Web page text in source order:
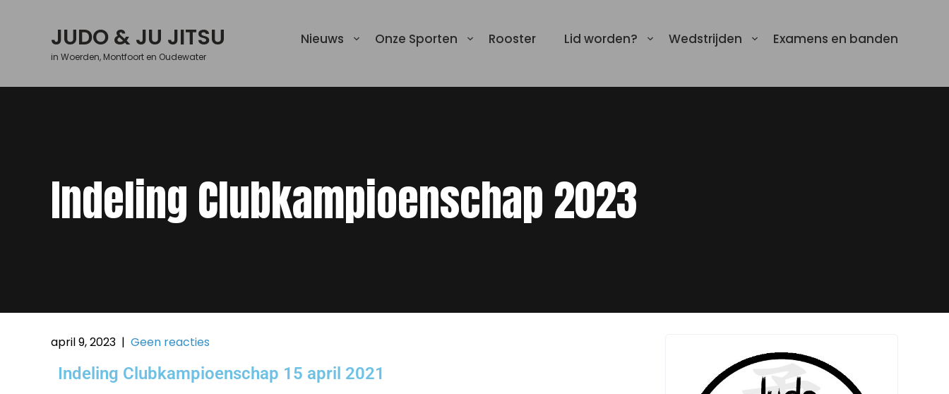
JUDO & JU JITSU
in Woerden, Montfoort en Oudewater
Nieuws Onze Sporten Rooster Lid worden? Wedstrijden Examens en banden
Indeling Clubkampioenschap 2023
april 9, 2023 | Geen reacties
Indeling Clubkampioenschap 15 april 2021